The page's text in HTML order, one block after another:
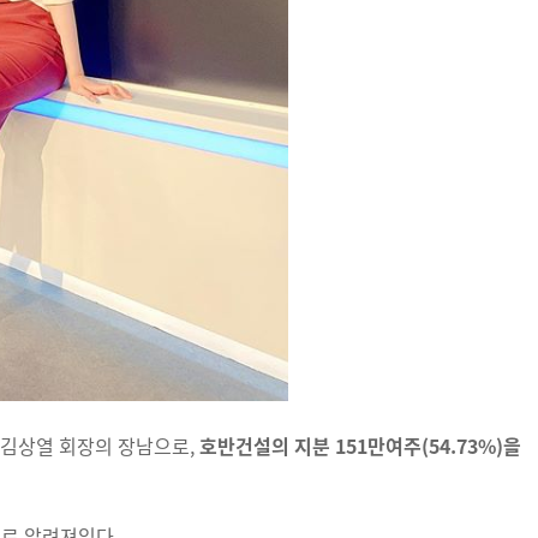
상열 회장의 장남으로,호반건설의 지분 151만여주(54.73%)을